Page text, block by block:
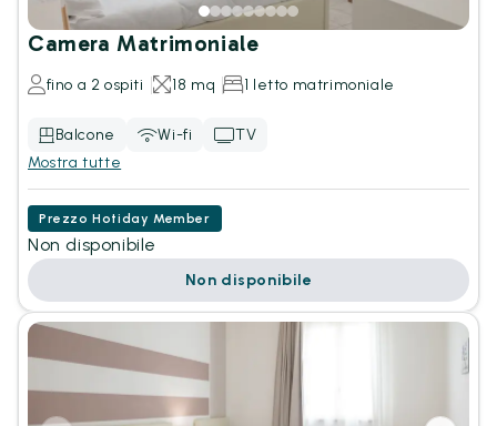
Camera Matrimoniale
fino a 2 ospiti 18 mq 1 letto matrimoniale
Balcone Wi-fi
TV
Mostra tutte
Prezzo Hotiday Member
Non disponibile
Non disponibile